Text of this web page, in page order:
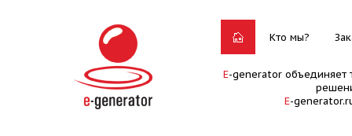
Кто мы?
E-generator объединяет
E-